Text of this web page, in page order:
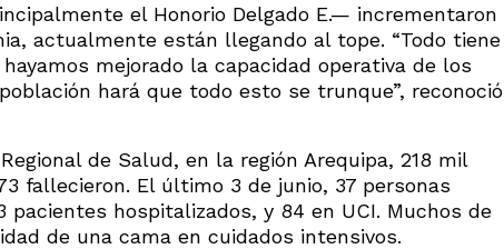
el Honorio Delgado E.— incrementaron
actualmente están llegando al tope. “Todo tiene
mejorado la capacidad operativa de los
hará que todo esto se trunque”, reconoció
de Salud, en la región Arequipa, 218 mil
fallecieron. El último 3 de junio, 37 personas
hospitalizados, y 84 en UCI. Muchos de
de una cama en cuidados intensivos.